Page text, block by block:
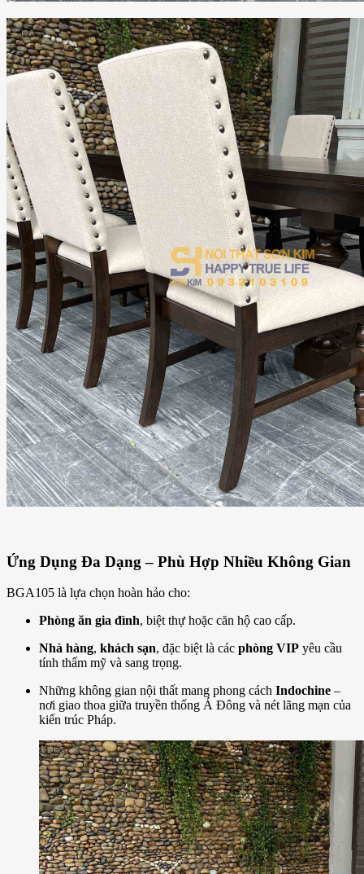
Ứng Dụng Đa Dạng – Phù Hợp Nhiều Không Gian
BGA105 là lựa chọn hoàn hảo cho:
Phòng ăn gia đình, biệt thự hoặc căn hộ cao cấp.
Nhà hàng, khách sạn, đặc biệt là các phòng VIP yêu cầu
tính thẩm mỹ và sang trọng.
Những không gian nội thất mang phong cách Indochine –
nơi giao thoa giữa truyền thống Á Đông và nét lãng mạn của
kiến trúc Pháp.